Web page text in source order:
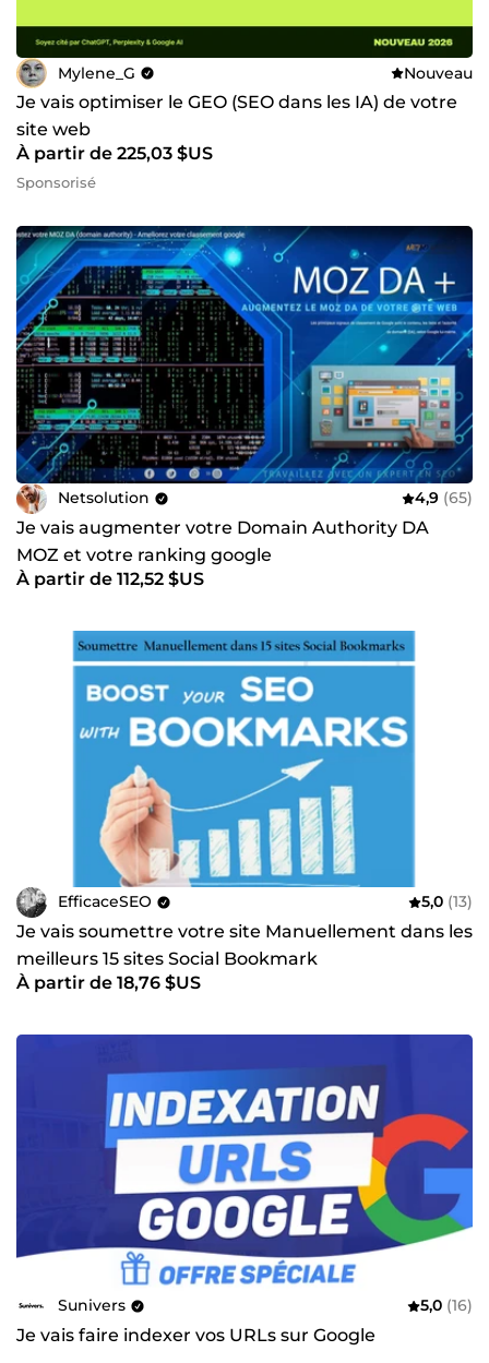
Mylene_G Nouveau
Je vais optimiser le GEO (SEO dans les IA) de votre
site web
À partir de 225,03 $US
Sponsorisé
Netsolution 4,9 (65)
Je vais augmenter votre Domain Authority DA
MOZ et votre ranking google
À partir de 112,52 $US
EfficaceSEO 5,0 (13)
Je vais soumettre votre site Manuellement dans les
meilleurs 15 sites Social Bookmark
À partir de 18,76 $US
Sunivers 5,0 (16)
Je vais faire indexer vos URLs sur Google